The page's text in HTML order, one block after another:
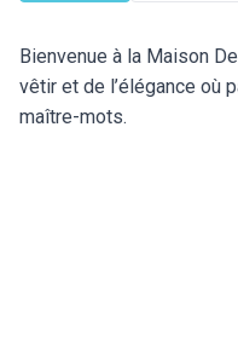
Bienvenue à la Maison
vêtir et de l’élégance où
maître-mots.